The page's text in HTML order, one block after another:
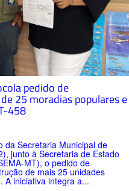
pedido de
25 moradias populares e
458
da Secretaria Municipal de
junto à Secretaria de Estado
MT), o pedido de
de mais 25 unidades
A iniciativa integra a...